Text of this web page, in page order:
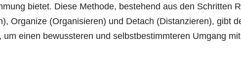
bietet. Diese Methode, bestehend aus den Schritten
Organize (Organisieren) und Detach (Distanzieren), gibt
einen bewussteren und selbstbestimmteren Umgang